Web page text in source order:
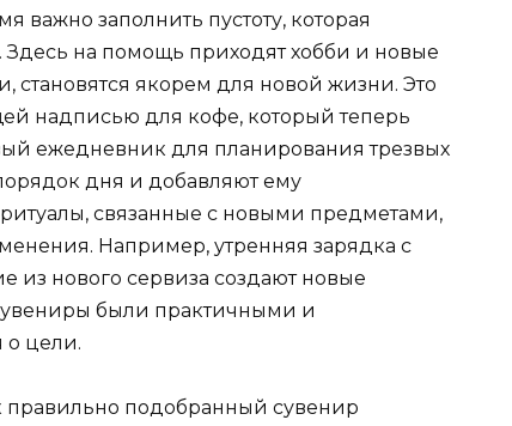
важно заполнить пустоту, которая
Здесь на помощь приходят хобби и новые
становятся якорем для новой жизни. Это
надписью для кофе, который теперь
ежедневник для планирования трезвых
дня и добавляют ему
связанные с новыми предметами,
Например, утренняя зарядка с
из нового сервиза создают новые
были практичными и
о цели.
правильно подобранный сувенир